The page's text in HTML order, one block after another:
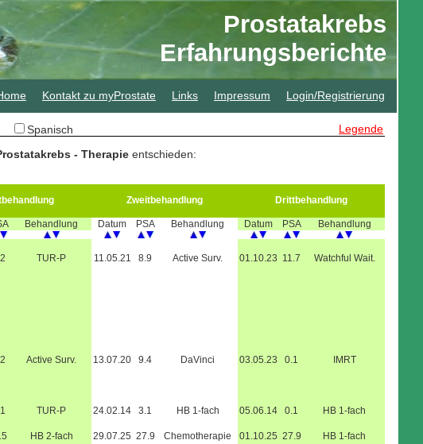
Prostatakrebs
Erfahrungsberichte
Kontakt zu myProstate Links Impressum Login/Registrierung
Spanisch
Legende
- Therapie entschieden:
Zweitbehandlung Drittbehandlung
Behandlung Datum PSA Behandlung Datum PSA Behandlung
TUR-P 11.05.21 8.9 Active Surv. 01.10.23 11.7 Watchful Wait.
Active Surv. 13.07.20 9.4 DaVinci 03.05.23 0.1 IMRT
TUR-P 24.02.14 3.1 HB 1-fach 05.06.14 0.1 HB 1-fach
HB 2-fach 29.07.25 27.9 Chemotherapie 01.10.25 27.9 HB 1-fach